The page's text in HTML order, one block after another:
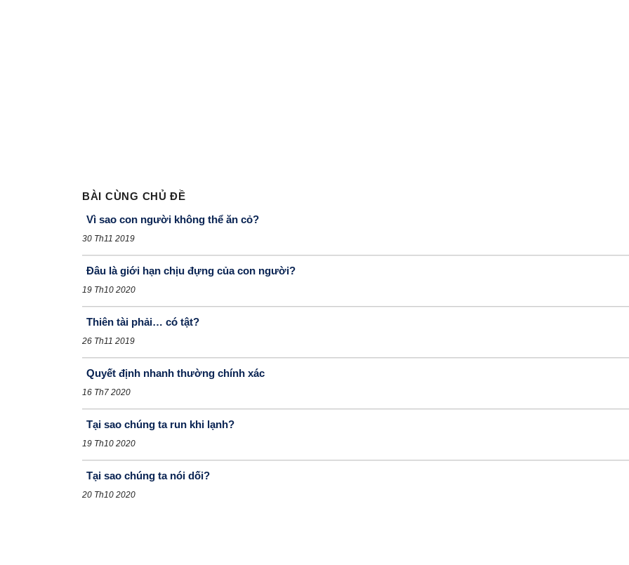
BÀI CÙNG CHỦ ĐỀ
Vì sao con người không thể ăn cỏ?
30 Th11 2019
Đâu là giới hạn chịu đựng của con người?
19 Th10 2020
Thiên tài phải… có tật?
26 Th11 2019
Quyết định nhanh thường chính xác
16 Th7 2020
Tại sao chúng ta run khi lạnh?
19 Th10 2020
Tại sao chúng ta nói dối?
20 Th10 2020